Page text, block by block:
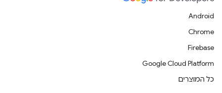
Android
Chrome
Firebase
Google Cloud Platform
כל המוצרים